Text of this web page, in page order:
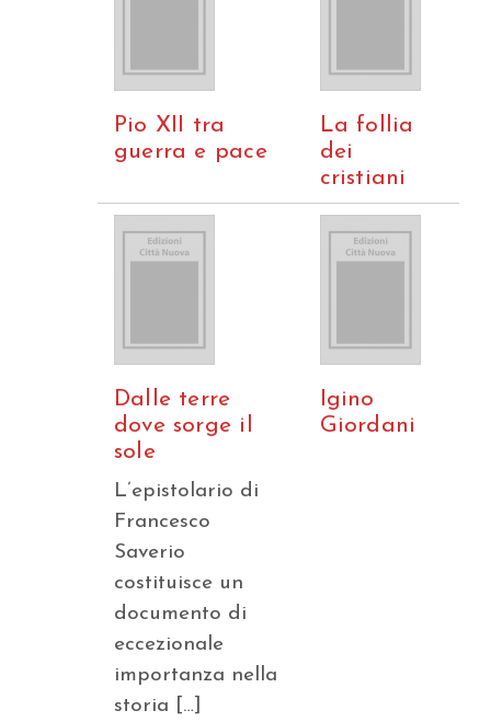
Pio XII tra
guerra e pace
La follia
dei
cristiani
Dalle terre
dove sorge il
sole
L’epistolario di
Francesco
Saverio
costituisce un
documento di
eccezionale
importanza nella
storia […]
Igino
Giordani